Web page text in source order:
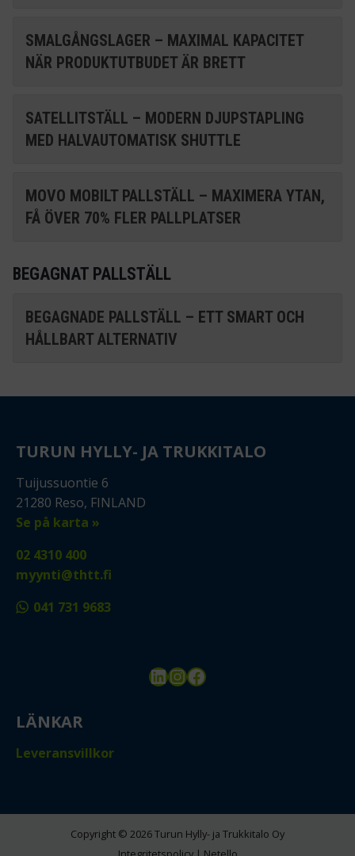
SMALGÅNGSLAGER – MAXIMAL KAPACITET
NÄR PRODUKTUTBUDET ÄR BRETT
SATELLITSTÄLL – MODERN DJUPSTAPLING
MED HALVAUTOMATISK SHUTTLE
MOVO MOBILT PALLSTÄLL – MAXIMERA YTAN,
FÅ ÖVER 70% FLER PALLPLATSER
BEGAGNAT PALLSTÄLL
BEGAGNADE PALLSTÄLL – ETT SMART OCH
HÅLLBART ALTERNATIV
TURUN HYLLY- JA TRUKKITALO
Tuijussuontie 6
21280 Reso, FINLAND
Se på karta »
02 4310 400
myynti@thtt.fi
041 731 9683
LinkedIn
Instagram
Facebook
LÄNKAR
Leveransvillkor
Copyright © 2026 Turun Hylly- ja Trukkitalo Oy